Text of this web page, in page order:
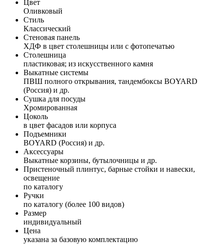
Цвет
Оливковый
Стиль
Классический
Стеновая панель
ХДФ в цвет столешницы или с фотопечатью
Столешница
пластиковая; из искусственного камня
Выкатные системы
ПВШ полного открывания, тандембоксы BOYARD
(Россия) и др.
Сушка для посуды
Хромированная
Цоколь
в цвет фасадов или корпуса
Подъемники
BOYARD (Россия) и др.
Аксессуары
Выкатные корзины, бутылочницы и др.
Пристеночный плинтус, барные стойки и навески,
освещение
по каталогу
Ручки
по каталогу (более 100 видов)
Размер
индивидуальный
Цена
указана за базовую комплектацию